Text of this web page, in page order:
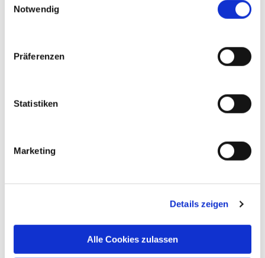
Notwendig
Präferenzen
Statistiken
Marketing
Details zeigen
Alle Cookies zulassen
Das Krankenhaus Maria-Hilf in Bergheim wurde am 24.
Oktober 1871 von den Schwestern der Kongregation der
Krankenhaus ein Teil der starken Gemeinschaft der
des Maria-Hilf-Krankenhauses!
bis 1900